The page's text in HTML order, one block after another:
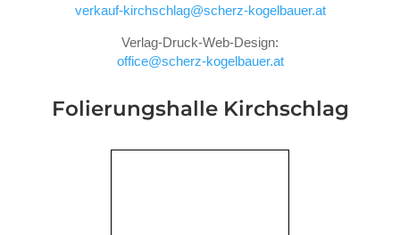
verkauf-kirchschlag@scherz-kogelbauer.at
Verlag-Druck-Web-Design:
office@scherz-kogelbauer.at
Folierungshalle Kirchschlag